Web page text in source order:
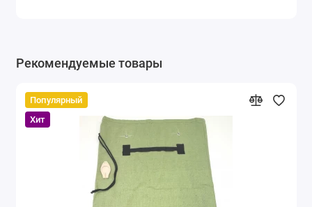
Рекомендуемые товары
Популярный
Хит